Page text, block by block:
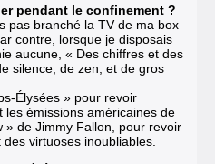
pendant le confinement ?
pas branché la TV de ma box
contre, lorsque je disposais
aucune, « Des chiffres et des
silence, de zen, et de gros
Élysées » pour revoir
émissions américaines de
» de Jimmy Fallon, pour revoir
virtuoses inoubliables.